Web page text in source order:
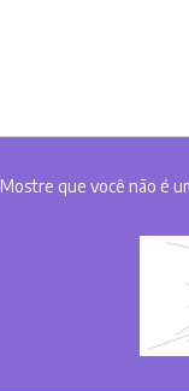
Mostre que você não é